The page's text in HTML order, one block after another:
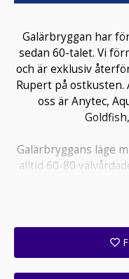
Galärbryggan har
sedan 60-talet. Vi
och är exklusiv
Rupert på ostkusten.
oss är Anytec,
Galärbryggans läge
alltid 60-80
värdering av er båt
För våra kunders
auktoriserade